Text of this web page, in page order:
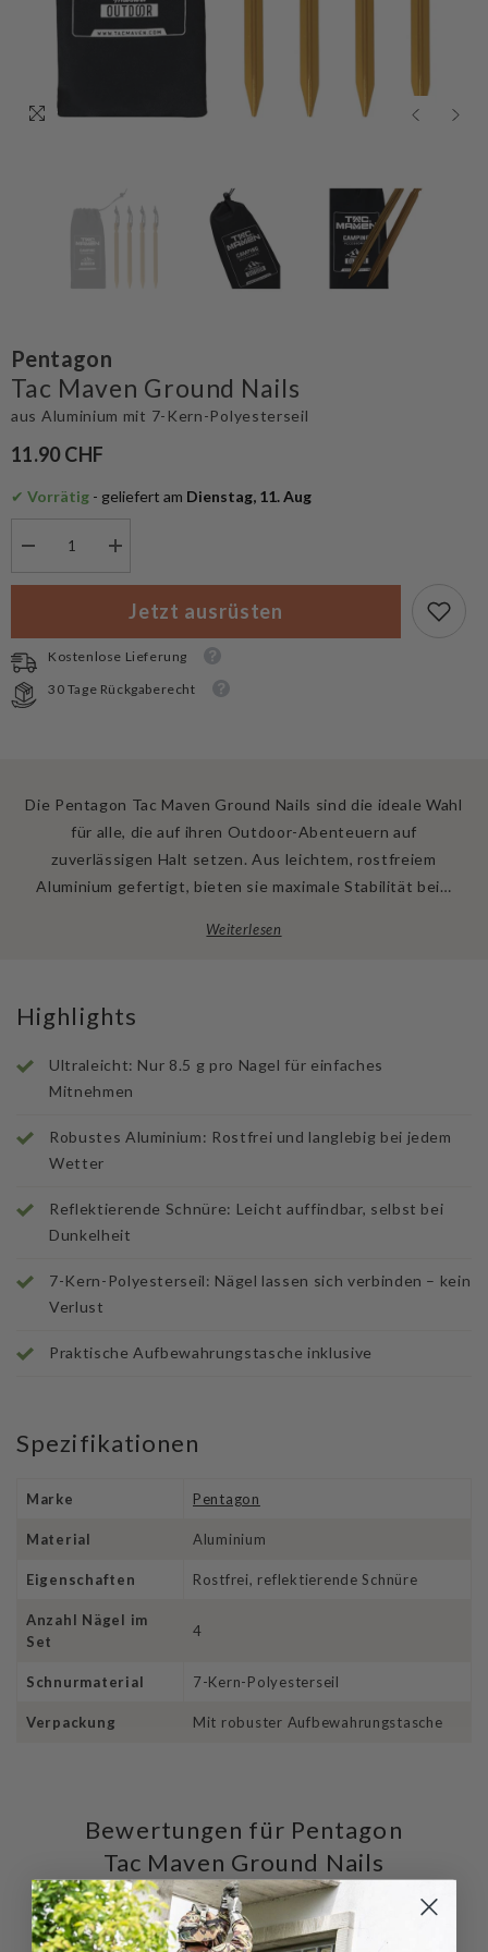
Pentagon
Tac Maven Ground Nails
aus Aluminium mit 7-Kern-Polyesterseil
11.90 CHF
✔ Vorrätig - geliefert am Dienstag, 11. Aug
für
Maven
Ground
Nails
Menge
für
Pentagon
Tac
Maven
Ground
Jetzt ausrüsten
Kostenlose Lieferung
30 Tage Rückgaberecht
Die Pentagon Tac Maven Ground Nails sind die ideale Wahl
für alle, die auf ihren Outdoor-Abenteuern auf
zuverlässigen Halt setzen. Aus leichtem, rostfreiem
Aluminium gefertigt, bieten sie maximale Stabilität bei…
Weiterlesen
Highlights
Ultraleicht: Nur 8.5 g pro Nagel für einfaches
Mitnehmen
Robustes Aluminium: Rostfrei und langlebig bei jedem
Wetter
Reflektierende Schnüre: Leicht auffindbar, selbst bei
Dunkelheit
7-Kern-Polyesterseil: Nägel lassen sich verbinden – kein
Verlust
Praktische Aufbewahrungstasche inklusive
Spezifikationen
Marke Pentagon
Material Aluminium
Eigenschaften Rostfrei, reflektierende Schnüre
Anzahl Nägel im
Set
4
Schnurmaterial 7-Kern-Polyesterseil
Verpackung Mit robuster Aufbewahrungstasche
Bewertungen für Pentagon
Tac Maven Ground Nails
Schreiben Sie die erste Bewertung